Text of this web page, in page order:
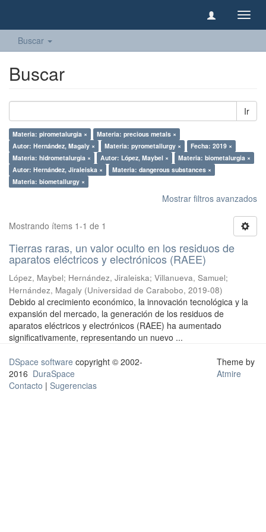
Buscar
Buscar
Ir
Materia: pirometalurgia ×
Materia: precious metals ×
Autor: Hernández, Magaly ×
Materia: pyrometallurgy ×
Fecha: 2019 ×
Materia: hidrometalurgia ×
Autor: López, Maybel ×
Materia: biometalurgia ×
Autor: Hernández, Jiraleiska ×
Materia: dangerous substances ×
Materia: biometallurgy ×
Mostrar filtros avanzados
Mostrando ítems 1-1 de 1
Tierras raras, un valor oculto en los residuos de
aparatos eléctricos y electrónicos (RAEE)
López, Maybel; Hernández, Jiraleiska; Villanueva, Samuel;
Hernández, Magaly (Universidad de Carabobo, 2019-08)
Debido al crecimiento económico, la innovación tecnológica y la
expansión del mercado, la generación de los residuos de
aparatos eléctricos y electrónicos (RAEE) ha aumentado
significativamente, representando un nuevo ...
DSpace software copyright © 2002-
2016 DuraSpace
Contacto | Sugerencias
Theme by
Atmire